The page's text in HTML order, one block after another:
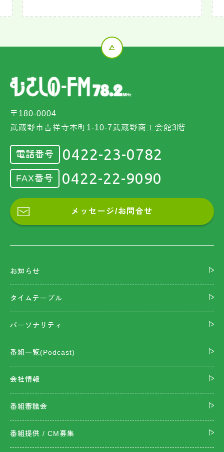
〒180-0004
武蔵野市吉祥寺本町1-10-7武蔵野商工会館3階
電話番号 0422-23-0782
FAX番号 0422-22-9090
メッセージ/お問合せ
お知らせ
タイムテーブル
パーソナリティ
番組一覧(Podcast)
会社情報
番組審議会
番組提供 / CM募集